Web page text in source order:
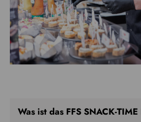
Was ist das FFS SNACK-